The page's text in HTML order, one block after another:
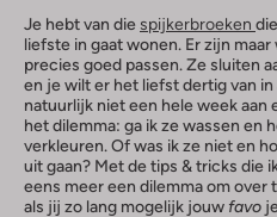
Je hebt van diespijkerbroeken
liefste in gaat wonen. Er zijn
precies goed passen. Ze sluiten
en je wilt er het liefst dertig van in
natuurlijk niet een hele week aan
het dilemma: ga ik ze wassen en
verkleuren. Of was ik ze niet en
uit gaan? Met de tips & tricks die
eens meer een dilemma om over
als jij zo lang mogelijk jouw favo